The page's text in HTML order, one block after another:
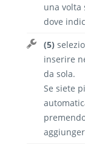
una volta
dove
(5)
inserire
da sola.
Se siete